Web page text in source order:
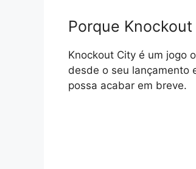
Porque
Knockout City é um jogo
desde o seu lançamento
possa acabar em breve.